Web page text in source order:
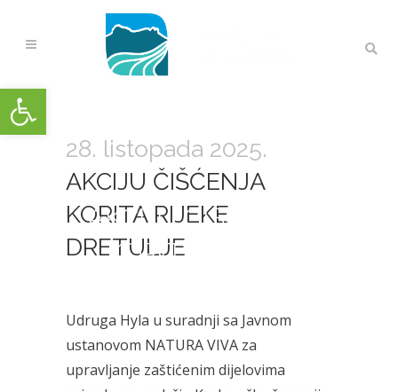
Open toolbar
AKCIJU ČIŠĆENJA
KORITA RIJEKE
28. listopada 2025.
AKCIJU ČIŠĆENJA
KORITA RIJEKE
DRETULJE
Udruga Hyla u suradnji sa Javnom
ustanovom NATURA VIVA za
upravljanje zaštićenim dijelovima